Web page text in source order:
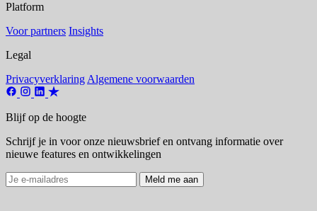
Platform
Voor partners Insights
Legal
Privacyverklaring Algemene voorwaarden
Blijf op de hoogte
Schrijf je in voor onze nieuwsbrief en ontvang informatie over
nieuwe features en ontwikkelingen
Meld me aan